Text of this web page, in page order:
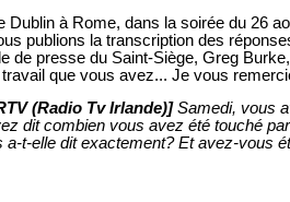
Dublin à Rome, dans la soirée du 26
publions la transcription des
de presse du Saint-Siège, Greg
que vous avez... Je vous
(Radio Tv Irlande)]Samedi, vous
dit combien vous avez été touché
a-t-elle dit exactement? Et avez-vous